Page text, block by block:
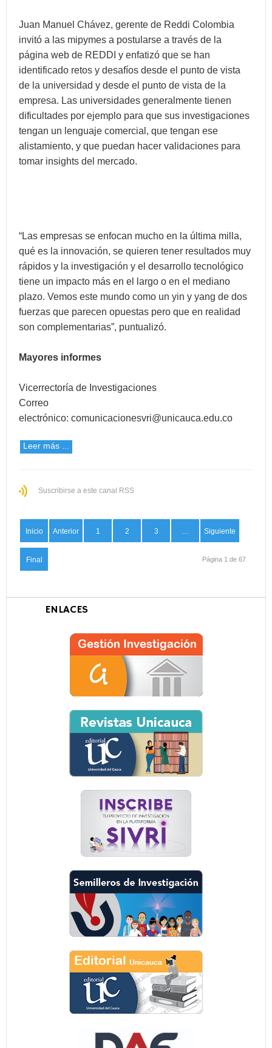
Juan Manuel Chávez, gerente de Reddi Colombia
invitó a las mipymes a postularse a través de la
página web de REDDI y enfatizó que se han
identificado retos y desafíos desde el punto de vista
de la universidad y desde el punto de vista de la
empresa. Las universidades generalmente tienen
dificultades por ejemplo para que sus investigaciones
tengan un lenguaje comercial, que tengan ese
alistamiento, y que puedan hacer validaciones para
tomar insights del mercado.
“Las empresas se enfocan mucho en la última milla,
qué es la innovación, se quieren tener resultados muy
rápidos y la investigación y el desarrollo tecnológico
tiene un impacto más en el largo o en el mediano
plazo. Vemos este mundo como un yin y yang de dos
fuerzas que parecen opuestas pero que en realidad
son complementarias”, puntualizó.
Mayores informes
Vicerrectoría de Investigaciones
Correo
electrónico: comunicacionesvri@unicauca.edu.co
Leer más ...
Suscribirse a este canal RSS
Inicio Anterior 1 2 3 … Siguiente
Final Página 1 de 67
ENLACES